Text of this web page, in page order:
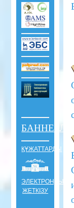
БАННЕРЛЕР
ҚҰЖАТТАРДЫ
ЭЛЕКТРОНДЫ
ЖЕТКІЗУ